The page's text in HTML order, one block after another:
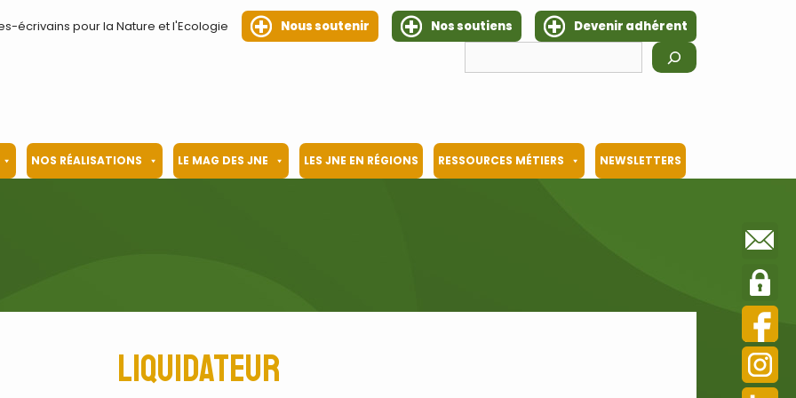
écrivains pour la Nature et l'Ecologie Nous soutenir Nos soutiens
Devenir adhérent
NOS RÉALISATIONS LE MAG DES JNE LES JNE EN RÉGIONS RESSOURCES MÉTIERS NEWSLETTERS
liquidateur